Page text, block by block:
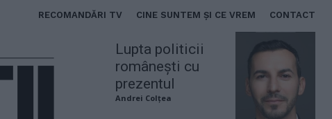
RECOMANDĂRI TV CINE SUNTEM ȘI CE VREM CONTACT
Lupta politicii
românești cu
prezentul
Andrei Colțea